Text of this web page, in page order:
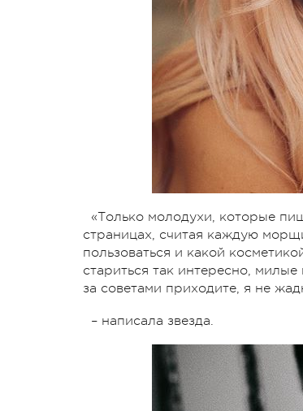
«Только молодухи, которые
страницах, считая каждую
пользоваться и какой
стариться так интересно,
за советами приходите, я не
– написала звезда.